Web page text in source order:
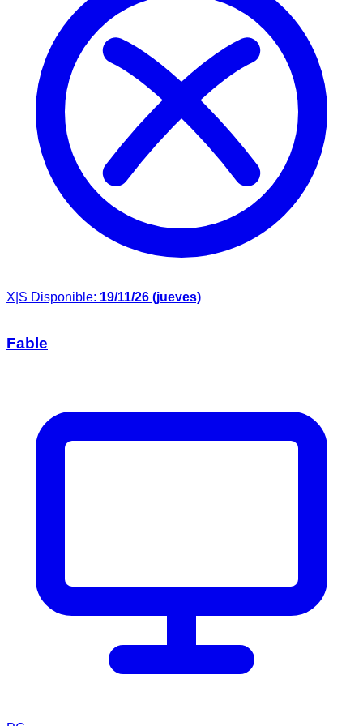
X|S Disponible: 19/11/26 (jueves)
Fable